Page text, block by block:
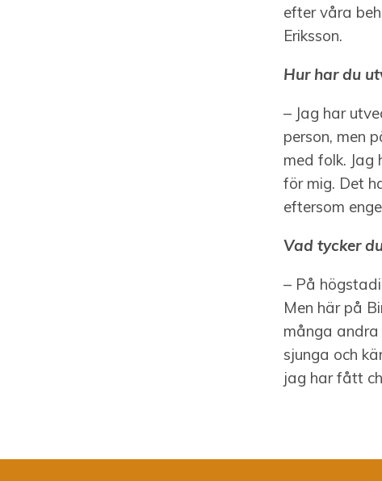
efter våra
Eriksson.
Hur har du
– Jag har
person, men
med folk. Jag
för mig. Det
eftersom
Vad tycker
– På
Men här på
många andra
sjunga och
jag har fått